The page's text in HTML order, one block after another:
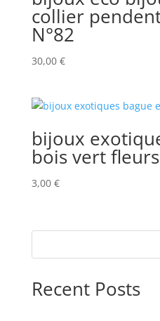
collier
N°82
30,00 €
bijoux
bois vert fleurs
3,00 €
Recent Posts